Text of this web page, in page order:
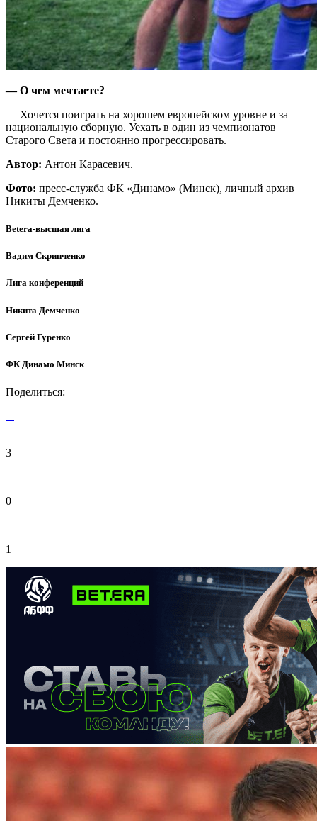
— О чем мечтаете?
— Хочется поиграть на хорошем европейском уровне и за
национальную сборную. Уехать в один из чемпионатов
Старого Света и постоянно прогрессировать.
Автор: Антон Карасевич.
Фото: пресс-служба ФК «Динамо» (Минск), личный архив
Никиты Демченко.
Betera-высшая лига
Вадим Скрипченко
Лига конференций
Никита Демченко
Сергей Гуренко
ФК Динамо Минск
Поделиться:
3
0
1